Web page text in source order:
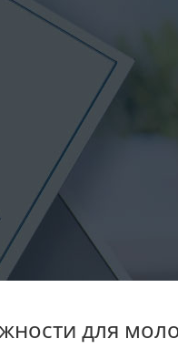
для